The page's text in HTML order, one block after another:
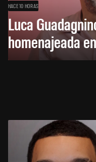
HACE 10 HORAS
Luca
homenajeada